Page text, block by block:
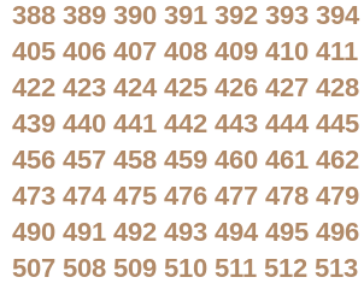
388 389 390 391 392 393 394
405 406 407 408 409 410 411
422 423 424 425 426 427 428
439 440 441 442 443 444 445
456 457 458 459 460 461 462
473 474 475 476 477 478 479
490 491 492 493 494 495 496
507 508 509 510 511 512 513